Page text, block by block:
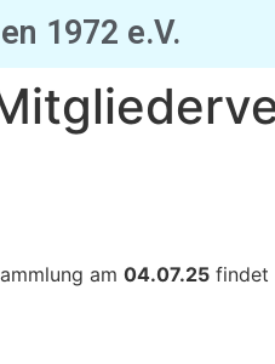
1972 e.V.
am 04.07.25 findet